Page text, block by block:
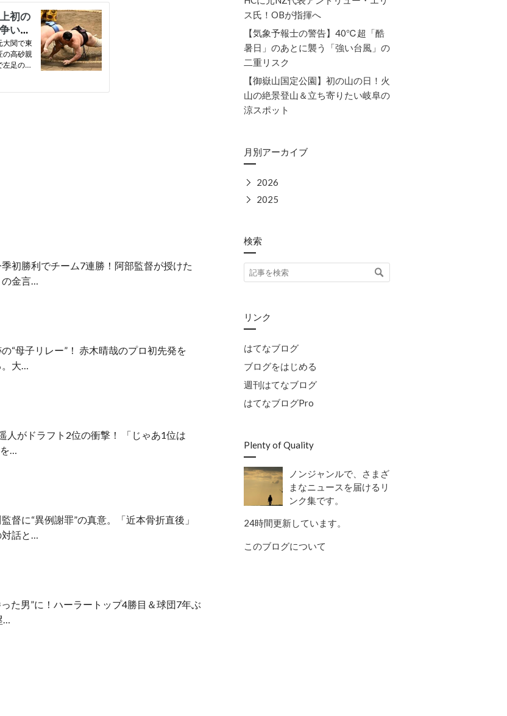
季初勝利でチーム7連勝！阿部監督が授けた
の金言…
“母子リレー”！ 赤木晴哉のプロ初先発を
。大…
人がドラフト2位の衝撃！ 「じゃあ1位は
…
督に“異例謝罪”の真意。「近本骨折直後」
対話と…
った男”に！ハーラートップ4勝目＆球団7年ぶ
…
ス氏！OBが指揮へ
​【気象予報士の警告】40℃超「酷
暑日」のあとに襲う「強い台風」の
二重リスク
​【御嶽山国定公園】初の山の日！火
山の絶景登山＆立ち寄りたい岐阜の
涼スポット
月別アーカイブ
▶ 2026
▶ 2025
検索
リンク
はてなブログ
ブログをはじめる
週刊はてなブログ
はてなブログPro
Plenty of Quality
ノンジャンルで、さまざ
まなニュースを届けるリ
ンク集です。
24時間更新しています。
このブログについて